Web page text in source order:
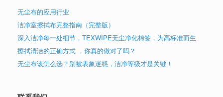
无尘布的应用行业
洁净室擦拭布完整指南（完整版）
深入洁净每一处细节，TEXWIPE无尘净化棉签，为高标准而生
擦拭清洁的正确方式 ，你真的做对了吗？
无尘布该怎么选？别被表象迷惑，洁净等级才是关键！